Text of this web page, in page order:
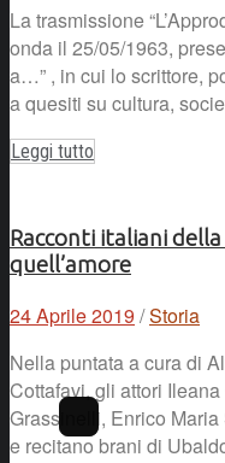
La trasmissione
onda il 25/05/1963,
a…” , in cui lo scrittore,
a quesiti su cultura,
Leggi tutto
Racconti italiani
quell’amore
24 Aprile 2019 /Storia
Nella puntata a cura di
Cottafavi, gli attori
Grassinelli, Enrico
e recitano brani di